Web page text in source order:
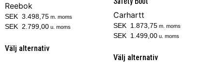
Reebok
SEK 3.498,75 m. moms
SEK 2.799,00 u. moms
Välj alternativ
Carhartt
SEK 1.873,75 m. moms
SEK 1.499,00 u. moms
Välj alternativ